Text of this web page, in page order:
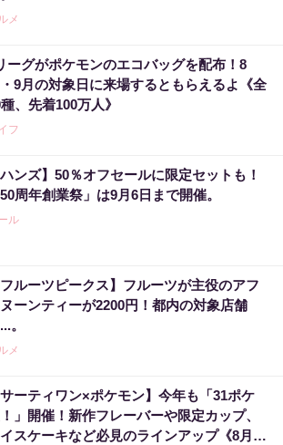
メ
ーグがポケモンのエコバッグを配布！8
・9月の対象日に来場するともらえるよ《全
、先着100万人》
フ
ハンズ】50％オフセールに限定セットも！
50周年創業祭」は9月6日まで開催。
ル
フルーツピークス】フルーツが主役のアフ
ーンティーが2200円！都内の対象店舗
。
メ
サーティワン×ポケモン】今年も「31ポケ
」開催！新作フレーバーや限定カップ、
スケーキなど必見のラインアップ《8月1